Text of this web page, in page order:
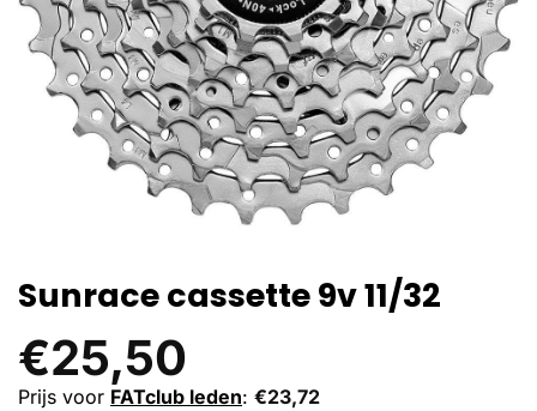
Sunrace cassette 9v 11/32
€25,50
Prijs voor FATclub leden: €23,72